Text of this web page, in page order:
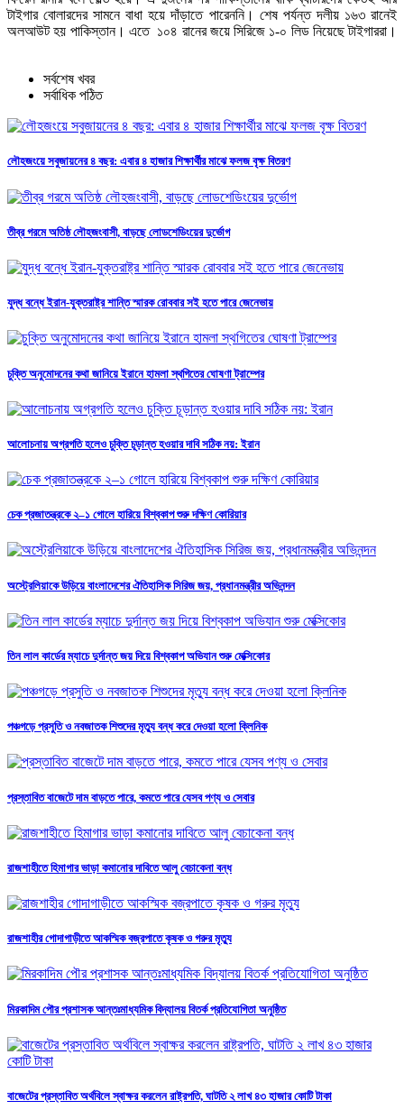
টাইগার বোলারদের সামনে বাধা হয়ে দাঁড়াতে পারেননি। শেষ পর্যন্ত দলীয় ১৬৩ রানেই
অলআউট হয় পাকিস্তান। এতে ১০৪ রানের জয়ে সিরিজে ১-০ লিড নিয়েছে টাইগাররা।
সর্বশেষ খবর
সর্বাধিক পঠিত
লৌহজংয়ে সবুজায়নের ৪ বছর: এবার ৪ হাজার শিক্ষার্থীর মাঝে ফলজ বৃক্ষ বিতরণ
তীব্র গরমে অতিষ্ঠ লৌহজংবাসী, বাড়ছে লোডশেডিংয়ের দুর্ভোগ
যুদ্ধ বন্ধে ইরান-যুক্তরাষ্ট্র শান্তি স্মারক রোববার সই হতে পারে জেনেভায়
চুক্তি অনুমোদনের কথা জানিয়ে ইরানে হামলা স্থগিতের ঘোষণা ট্রাম্পের
আলোচনায় অগ্রগতি হলেও চুক্তি চূড়ান্ত হওয়ার দাবি সঠিক নয়: ইরান
চেক প্রজাতন্ত্রকে ২–১ গোলে হারিয়ে বিশ্বকাপ শুরু দক্ষিণ কোরিয়ার
অস্ট্রেলিয়াকে উড়িয়ে বাংলাদেশের ঐতিহাসিক সিরিজ জয়, প্রধানমন্ত্রীর অভিনন্দন
তিন লাল কার্ডের ম্যাচে দুর্দান্ত জয় দিয়ে বিশ্বকাপ অভিযান শুরু মেক্সিকোর
পঞ্চগড়ে প্রসুতি ও নবজাতক শিশুদের মৃত্যু বন্ধ করে দেওয়া হলো ক্লিনিক
প্রস্তাবিত বাজেটে দাম বাড়তে পারে, কমতে পারে যেসব পণ্য ও সেবার
রাজশাহীতে হিমাগার ভাড়া কমানোর দাবিতে আলু বেচাকেনা বন্ধ
রাজশাহীর গোদাগাড়ীতে আকস্মিক বজ্রপাতে কৃষক ও গরুর মৃত্যু
মিরকাদিম পৌর প্রশাসক আন্তঃমাধ্যমিক বিদ্যালয় বিতর্ক প্রতিযোগিতা অনুষ্ঠিত
বাজেটের প্রস্তাবিত অর্থবিলে স্বাক্ষর করলেন রাষ্ট্রপতি, ঘাটতি ২ লাখ ৪৩ হাজার কোটি টাকা